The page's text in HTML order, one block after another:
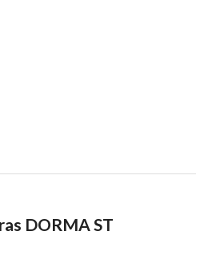
DORMA ST